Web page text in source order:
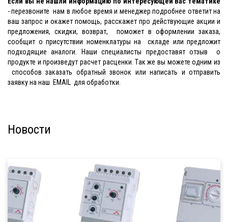
- перезвоните нам в любое время и менеджер подробнее ответит на
ваш запрос и окажет помощь, расскажет про действующие акции и
предложения, скидки, возврат, поможет в оформлении заказа,
сообщит о присутствии номенклатуры на складе или предложит
подходящие аналоги. Наши специалисты предоставят отзыв о
продукте и произведут расчет расценки. Так же вы можете одним из
способов заказать обратный звонок или написать и отправить
заявку на наш EMAIL для обработки.
Новости